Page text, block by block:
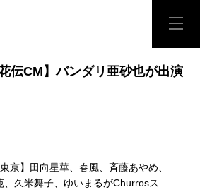
伝CM】バンダリ亜砂也が出演
京】田向星華、春風、斉藤あやめ、
、久米舞子、ゆいまるがChurrosス